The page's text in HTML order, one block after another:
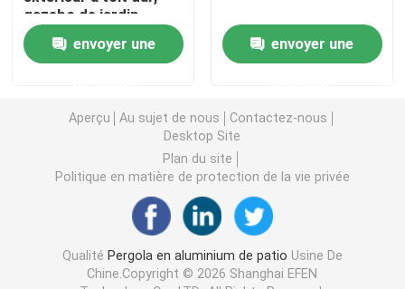
Belvédère de style chinois
Tonnelle en aluminium
Treillis en aluminium
Auvent en aluminium de tente
gazebo de jardin
envoyer une
envoyer une
Aperçu Au sujet de nous
Contactez-nous
Desktop Site
Plan du site
Politique en matière de protection de la vie privée
Qualité Pergola en aluminium de patio Usine De
Chine.Copyright © 2026 Shanghai EFEN